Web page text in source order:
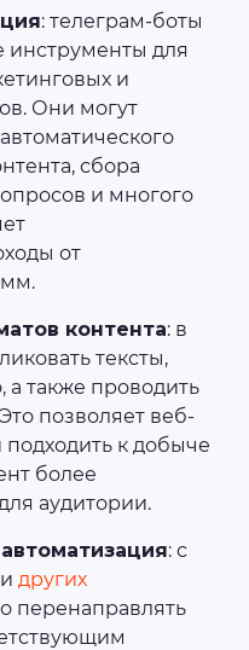
: телеграм-боты
для
и
Они могут
сбора
и многого
от
контента: в
тексты,
а также проводить
позволяет веб-
к добыче
более
аудитории.
: с
и других
перенаправлять